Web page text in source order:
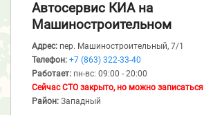
Автосервис КИА на
Машиностроительном
Адрес: пер. Машиностроительный, 7/1
Телефон: +7 (863) 322-33-40
Работает: пн-вс: 09:00 - 20:00
Сейчас СТО закрыто, но можно записаться
Район: Западный